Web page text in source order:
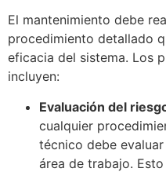
El mantenimiento debe
procedimiento detallado
eficacia del sistema. Los
incluyen:
Evaluación del
cualquier
técnico debe
área de trabajo.